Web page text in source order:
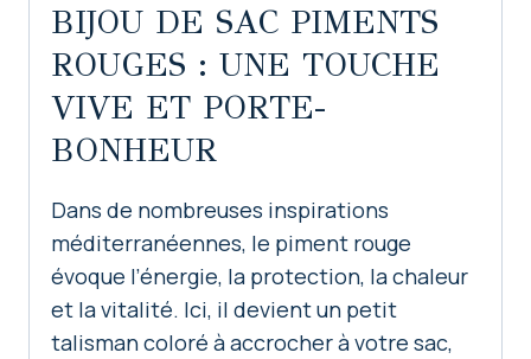
BIJOU DE SAC PIMENTS
ROUGES : UNE TOUCHE
VIVE ET PORTE-
BONHEUR
Dans de nombreuses inspirations
méditerranéennes, le piment rouge
évoque l’énergie, la protection, la chaleur
et la vitalité. Ici, il devient un petit
talisman coloré à accrocher à votre sac,